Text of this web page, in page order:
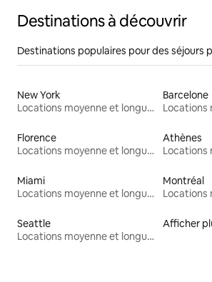
Destinations à découvrir
Destinations populaires pour des séjours
New York
Locations moyenne et longue durée
Barcelone
Florence
Locations moyenne et longue durée
Athènes
Miami
Locations moyenne et longue durée
Montréal
Seattle
Locations moyenne et longue durée
Afficher